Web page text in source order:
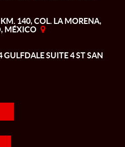
140, COL. LA MORENA,
MÉXICO
SUITE 4 ST SAN